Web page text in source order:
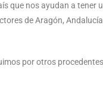
que nos ayudan a tener
de Aragón,
por otros